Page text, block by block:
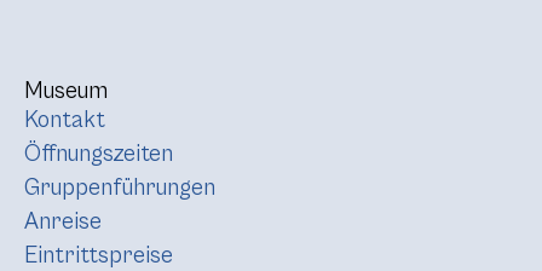
Museum
Kontakt
Öffnungszeiten
Gruppenführungen
Anreise
Eintrittspreise